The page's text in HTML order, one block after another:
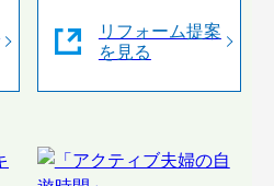
リフォーム提案
を見る